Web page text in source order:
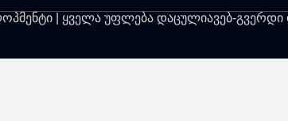
| ყველა უფლება დაცულიავებ-